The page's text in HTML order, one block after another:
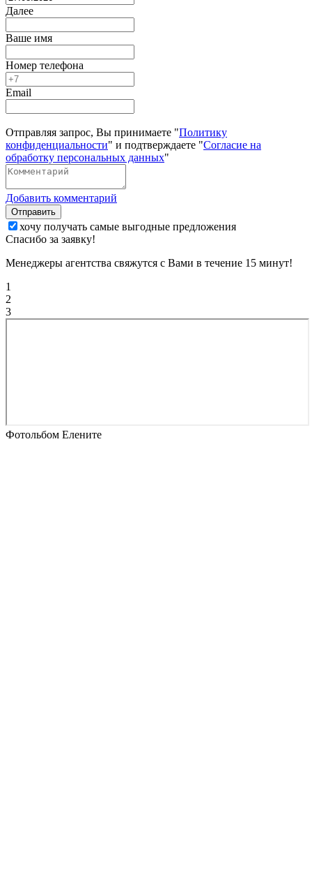
Далее
Ваше имя
Номер телефона
Email
Отправляя запрос, Вы принимаете "Политику
конфиденциальности" и подтверждаете "Согласие на
обработку персональных данных"
Добавить комментарий
Отправить
хочу получать самые выгодные предложения
Спасибо за заявку!
Менеджеры агентства свяжутся с Вами в течение 15 минут!
1
2
3
Фотольбом Елените